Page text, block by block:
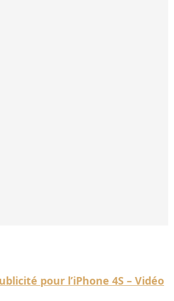
pour l’iPhone 4S – Vidéo